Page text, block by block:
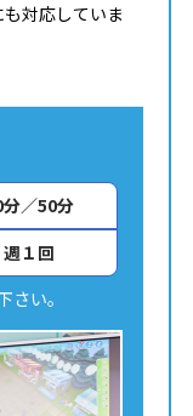
対応していま
分／50分
週１回
い。